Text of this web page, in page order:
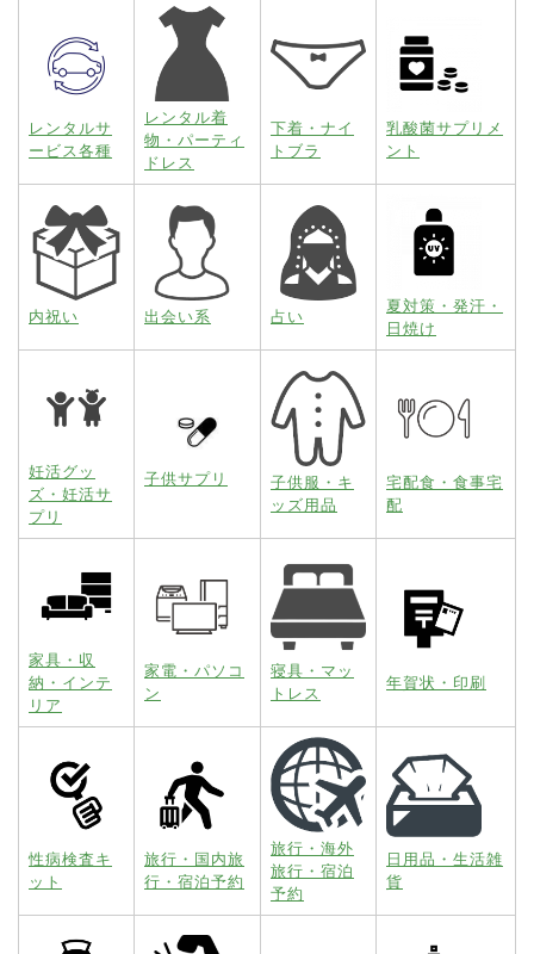
レンタルサ
ービス各種
レンタル着
物・パーティ
ドレス
下着・ナイ
トブラ
乳酸菌サプリメ
ント
内祝い 出会い系 占い
夏対策・発汗・
日焼け
妊活グッ
ズ・妊活サ
プリ
子供サプリ
子供服・キ
ッズ用品
宅配食・食事宅
配
家具・収
納・インテ
リア
家電・パソコ
ン
寝具・マッ
トレス
年賀状・印刷
性病検査キ
ット
旅行・国内旅
行・宿泊予約
旅行・海外
旅行・宿泊
予約
日用品・生活雑
貨